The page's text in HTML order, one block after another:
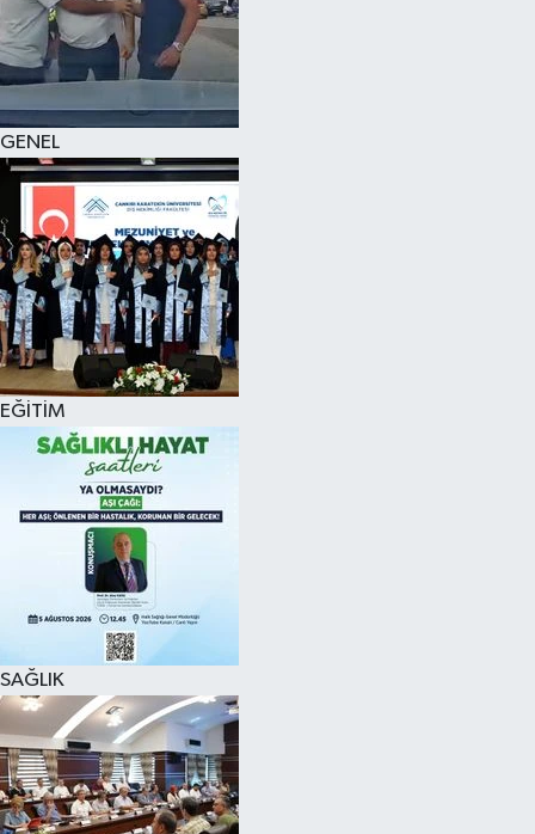
GENEL
EĞİTİM
SAĞLIK
KÜLTÜR SANAT
SAĞLIK
SİYASET
SPOR
TEKNOLOJİ
VİZYONDAKİLER
YAŞAM